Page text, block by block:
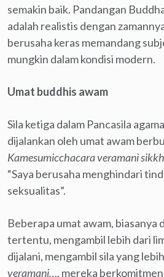
semakin baik. Pandangan
adalah realistis dengan
berusaha keras memandang
mungkin dalam kondisi modern.
Umat buddhis awam
Sila ketiga dalam Pancasila
dijalankan oleh umat awam
Kamesumicchacara veramani
“Saya berusaha menghindari
seksualitas”.
Beberapa umat awam, biasanya
tertentu, mengambil lebih dari
dijalani, mengambil sila yang
veramani…, mereka